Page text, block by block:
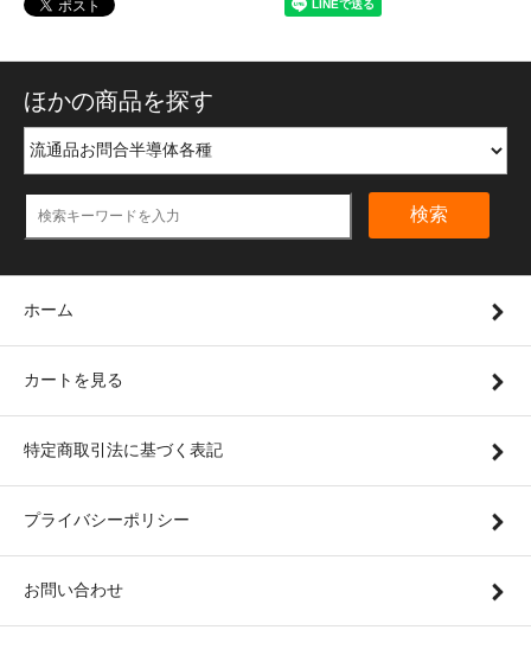
ほかの商品を探す
検索
ホーム
カートを見る
特定商取引法に基づく表記
プライバシーポリシー
お問い合わせ